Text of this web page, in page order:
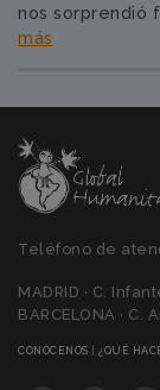
nos sorprendió
más
Teléfono de
MADRID · C.
BARCELONA · C.
CONÓCENOS (CURRENT)
¿QUÉ